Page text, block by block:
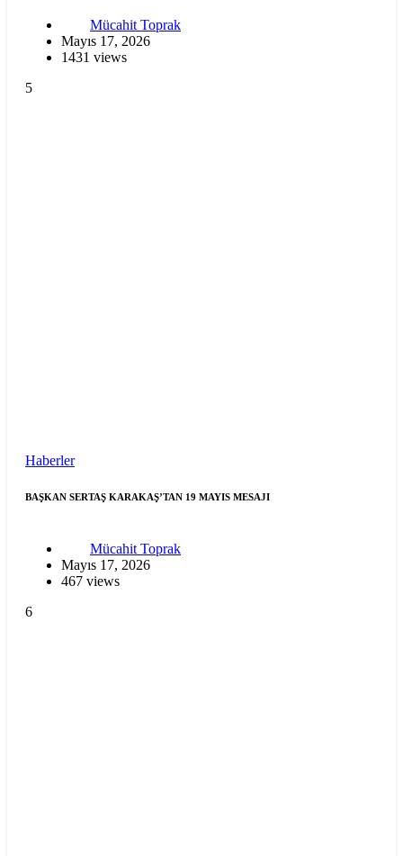
Mücahit Toprak
Mayıs 17, 2026
1431 views
5
Haberler
BAŞKAN SERTAŞ KARAKAŞ’TAN 19 MAYIS MESAJI
Mücahit Toprak
Mayıs 17, 2026
467 views
6